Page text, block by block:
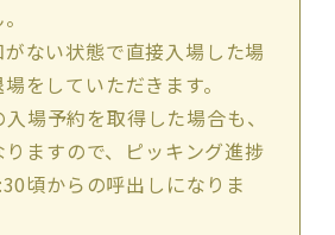
ない状態で直接入場した場
をしていただきます。
場予約を取得した場合も、
ますので、ピッキング進捗
頃からの呼出しになりま